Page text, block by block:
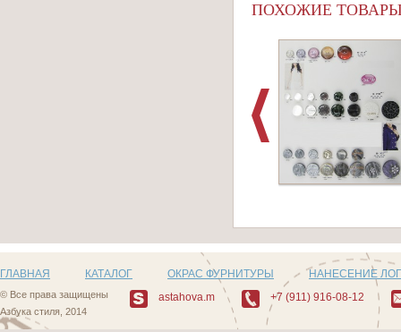
ПОХОЖИЕ
ГЛАВНАЯ КАТАЛОГ ОКРАС ФУРНИТУРЫ НАНЕСЕНИЕ
© Все права защищены
Азбука стиля, 2014
astahova.m +7 (911) 916-08-12